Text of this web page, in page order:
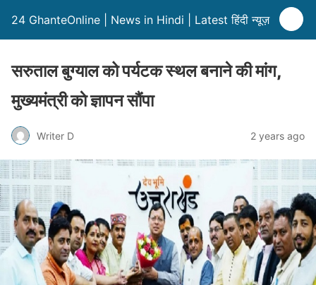
24 GhanteOnline | News in Hindi | Latest हिंदी न्यूज़
सरुताल बुग्याल को पर्यटक स्थल बनाने की मांग,
मुख्यमंत्री काे ज्ञापन सौंपा
Writer D 2 years ago